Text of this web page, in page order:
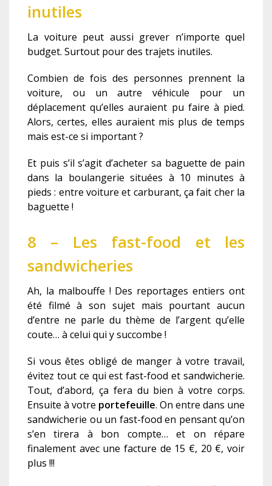
inutiles
La voiture peut aussi grever n’importe quel
budget. Surtout pour des trajets inutiles.
Combien de fois des personnes prennent la
voiture, ou un autre véhicule pour un
déplacement qu’elles auraient pu faire à pied.
Alors, certes, elles auraient mis plus de temps
mais est-ce si important ?
Et puis s’il s’agit d’acheter sa baguette de pain
dans la boulangerie situées à 10 minutes à
pieds : entre voiture et carburant, ça fait cher la
baguette !
8 – Les fast-food et les
sandwicheries
Ah, la malbouffe ! Des reportages entiers ont
été filmé à son sujet mais pourtant aucun
d’entre ne parle du thème de l’argent qu’elle
coute… à celui qui y succombe !
Si vous êtes obligé de manger à votre travail,
évitez tout ce qui est fast-food et sandwicherie.
Tout, d’abord, ça fera du bien à votre corps.
Ensuite à votre portefeuille. On entre dans une
sandwicherie ou un fast-food en pensant qu’on
s’en tirera à bon compte… et on répare
finalement avec une facture de 15 €, 20 €, voir
plus !!!